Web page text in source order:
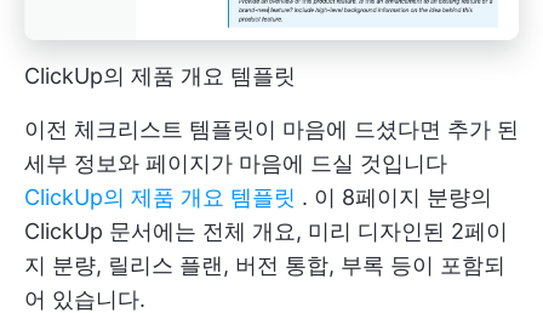
ClickUp의 제품 개요 템플릿
이전 체크리스트 템플릿이 마음에 드셨다면 추가 된
세부 정보와 페이지가 마음에 드실 것입니다
ClickUp의 제품 개요 템플릿 . 이 8페이지 분량의
ClickUp 문서에는 전체 개요, 미리 디자인된 2페이
지 분량, 릴리스 플랜, 버전 통합, 부록 등이 포함되
어 있습니다.